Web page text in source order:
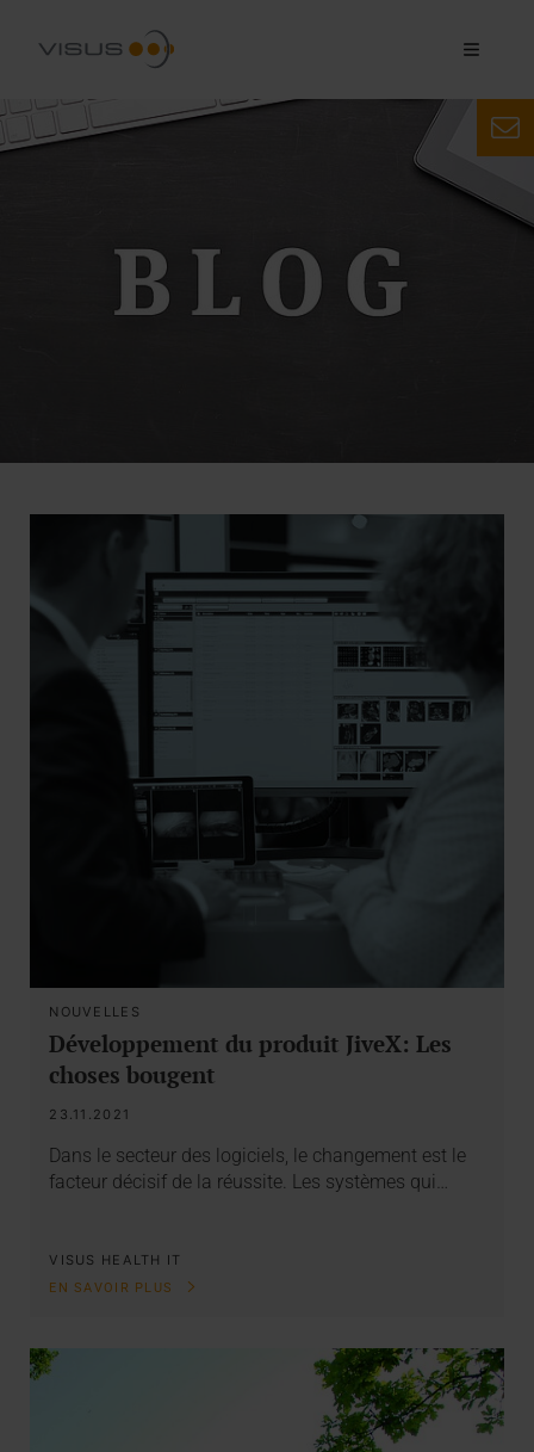
NOUVELLES
Développement du produit JiveX: Les
choses bougent
23.11.2021
Dans le secteur des logiciels, le changement est le
facteur décisif de la réussite. Les systèmes qui…
VISUS HEALTH IT
EN SAVOIR PLUS